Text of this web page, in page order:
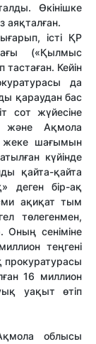
Өкінішке
аяқталған.
істі ҚР
(«Қылмыс
Кейін
да
қараудан бас
сот жүйесіне
және Ақмола
жеке шағымын
күйінде
қайта-қайта
деген бір-ақ
ақиқат тым
төлегенмен,
Оның сеніміне
теңгені
прокуратурасы
16 миллион
уақыт өтіп
облысы